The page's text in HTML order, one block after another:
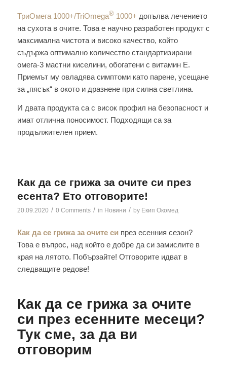
ТриОмега 1000+/TriOmega®1000+ допълва лечението
на сухота в очите. Това е научно разработен продукт с
максимална чистота и високо качество, който
съдържа оптимално количество стандартизирани
омега-3 мастни киселини, обогатени с витамин E.
Приемът му овладява симптоми като парене, усещане
за „пясък“ в окото и дразнене при силна светлина.
И двата продукта са с висок профил на безопасност и
имат отлична поносимост. Подходящи са за
продължителен прием.
Как да се грижа за очите си през
есента? Ето отговорите!
20.09.2020 / 0 Comments / in Новини / by Екип Окомед
Как да се грижа за очите сипрез есенния сезон?
Това е въпрос, над който е добре да си замислите в
края на лятото. Побързайте! Отговорите идват в
следващите редове!
Как да се грижа за очите
си през есенните месеци?
Тук сме, за да ви
отговорим